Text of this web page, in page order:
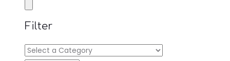
Filter